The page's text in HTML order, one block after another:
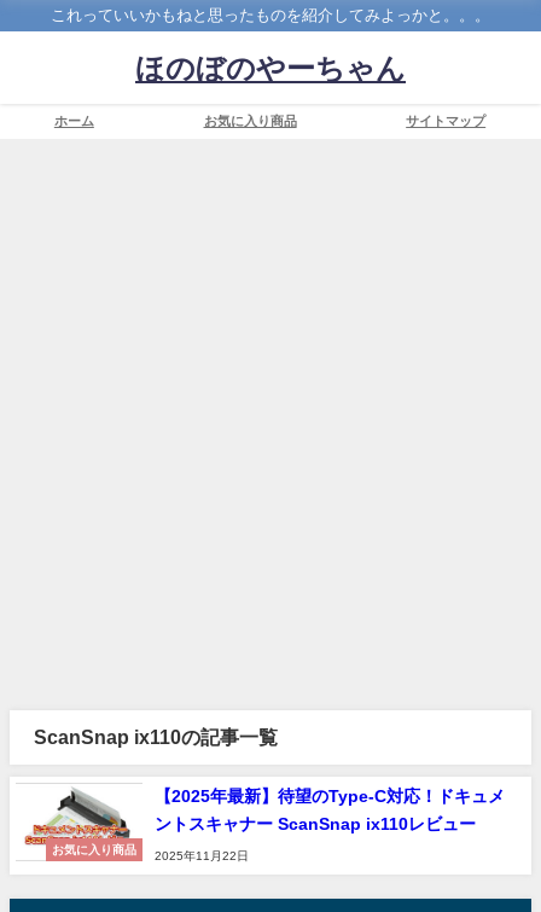
これっていいかもねと思ったものを紹介してみよっかと。。。
ほのぼのやーちゃん
ホーム お気に入り商品 サイトマップ
ScanSnap ix110の記事一覧
お気に入り商品
【2025年最新】待望のType-C対応！ドキュメ
ントスキャナー ScanSnap ix110レビュー
2025年11月22日